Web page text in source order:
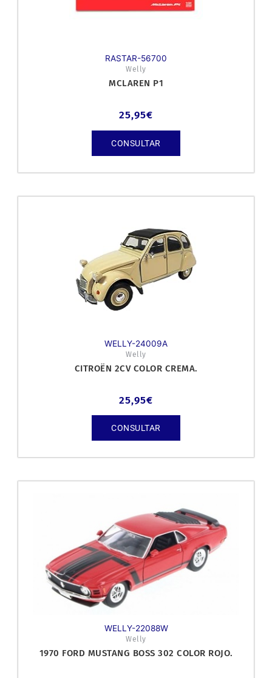
RASTAR-56700
Welly
MCLAREN P1
25,95€
CONSULTAR
WELLY-24009A
Welly
CITROËN 2CV COLOR CREMA.
25,95€
CONSULTAR
WELLY-22088W
Welly
1970 FORD MUSTANG BOSS 302 COLOR ROJO.